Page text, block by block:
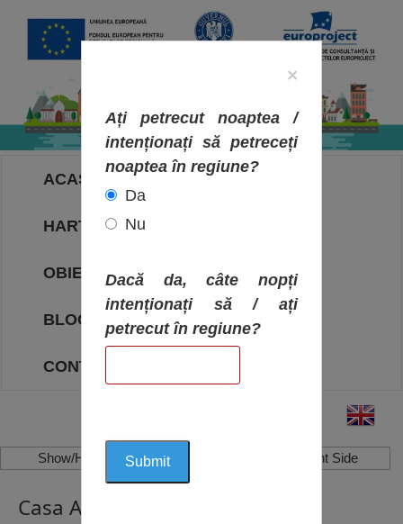
ACASA
HARTA OBIECTIVELOR
OBIECTIVE
BLOG
CONTACT
Show/Hide Left Side Show/Hide Right Side
Casa Alleon, Constanţa
×
Ați petrecut noaptea /
intenționați să petreceți
noaptea în regiune?
Da
Nu
Dacă da, câte nopți
intenționați să / ați
petrecut în regiune?